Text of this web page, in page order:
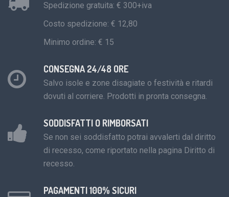
Spedizione gratuita: € 300+iva
Costo spedizione: € 12,80
Minimo ordine: € 15
CONSEGNA 24/48 ORE
Salvo isole e zone disagiate o festività e ritardi
dovuti al corriere. Prodotti in pronta consegna.
SODDISFATTI O RIMBORSATI
Se non sei soddisfatto potrai avvalerti dal diritto
di recesso, come riportato nella pagina Diritto di
recesso.
PAGAMENTI 100% SICURI